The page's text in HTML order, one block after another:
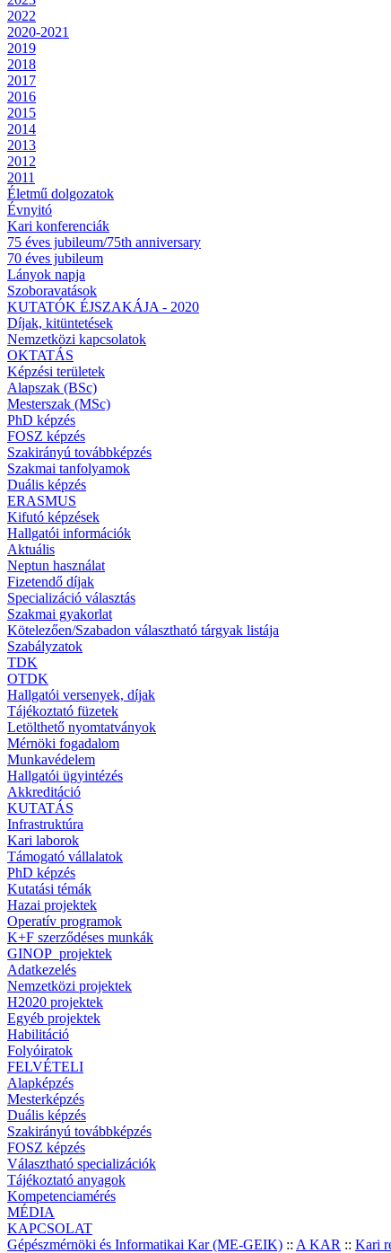
2022
2020-2021
2019
2018
2017
2016
2015
2014
2013
2012
2011
Életmű dolgozatok
Évnyitó
Kari konferenciák
75 éves jubileum/75th anniversary
70 éves jubileum
Lányok napja
Szoboravatások
KUTATÓK ÉJSZAKÁJA - 2020
Díjak, kitüntetések
Nemzetközi kapcsolatok
OKTATÁS
Képzési területek
Alapszak (BSc)
Mesterszak (MSc)
PhD képzés
FOSZ képzés
Szakirányú továbbképzés
Szakmai tanfolyamok
Duális képzés
ERASMUS
Kifutó képzések
Hallgatói információk
Aktuális
Neptun használat
Fizetendő díjak
Specializáció választás
Szakmai gyakorlat
Kötelezően/Szabadon választható tárgyak listája
Szabályzatok
TDK
OTDK
Hallgatói versenyek, díjak
Tájékoztató füzetek
Letölthető nyomtatványok
Mérnöki fogadalom
Munkavédelem
Hallgatói ügyintézés
Akkreditáció
KUTATÁS
Infrastruktúra
Kari laborok
Támogató vállalatok
PhD képzés
Kutatási témák
Hazai projektek
Operatív programok
K+F szerződéses munkák
GINOP_projektek
Adatkezelés
Nemzetközi projektek
H2020 projektek
Egyéb projektek
Habilitáció
Folyóiratok
FELVÉTELI
Alapképzés
Mesterképzés
Duális képzés
Szakirányú továbbképzés
FOSZ képzés
Választható specializációk
Tájékoztató anyagok
Kompetenciamérés
MÉDIA
KAPCSOLAT
Gépészmérnöki és Informatikai Kar (ME-GEIK) :: A KAR :: Kari